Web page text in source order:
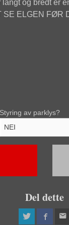
og bredt er
SE ELGEN FØR
Styring av parklys?
Del dette